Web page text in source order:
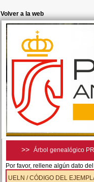
Volver a la web
>> Árbol genealógico
Por favor, rellene algún dato
UELN / CÓDIGO DEL